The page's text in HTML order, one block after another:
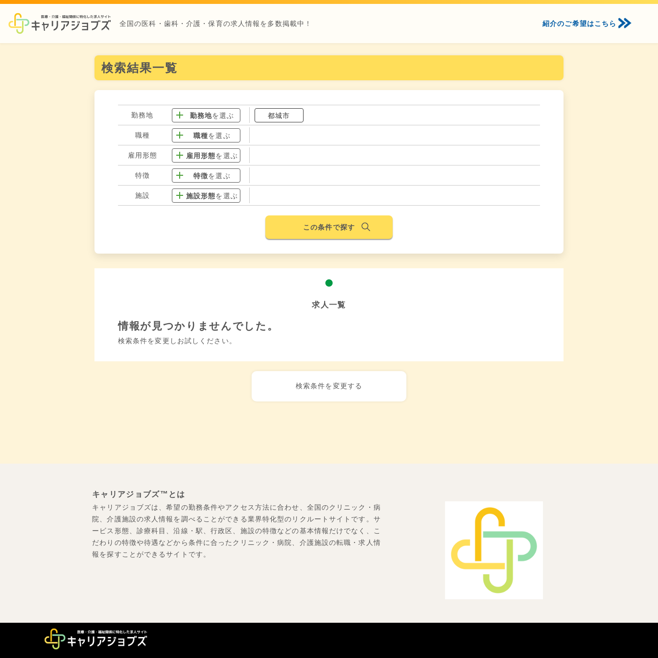
全国の医科・歯科・介護・保育の求人情報を多数掲載中！ 紹介のご希望はこちら
検索結果一覧
勤務地 勤務地を選ぶ 都城市
職種 職種を選ぶ
雇用形態 雇用形態を選ぶ
特徴 特徴を選ぶ
施設 施設形態を選ぶ
この条件で探す
求人一覧
情報が見つかりませんでした。
検索条件を変更しお試しください。
検索条件を変更する
キャリアジョブズ™とは
キャリアジョブズは、希望の勤務条件やアクセス方法に合わせ、全国のクリニック・病
院、介護施設の求人情報を調べることができる業界特化型のリクルートサイトです。サ
ービス形態、診療科目、沿線・駅、行政区、施設の特徴などの基本情報だけでなく、こ
だわりの特徴や待遇などから条件に合ったクリニック・病院、介護施設の転職・求人情
報を探すことができるサイトです。